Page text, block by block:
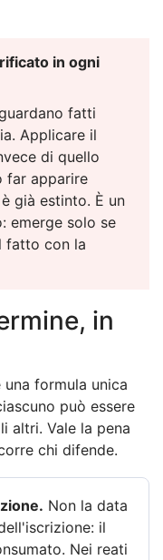
in ogni
fatti
Applicare il
di quello
far apparire
già estinto. È un
emerge solo se
fatto con la
in
formula unica
può essere
altri. Vale la pena
chi difende.
Non la data
il
Nei reati